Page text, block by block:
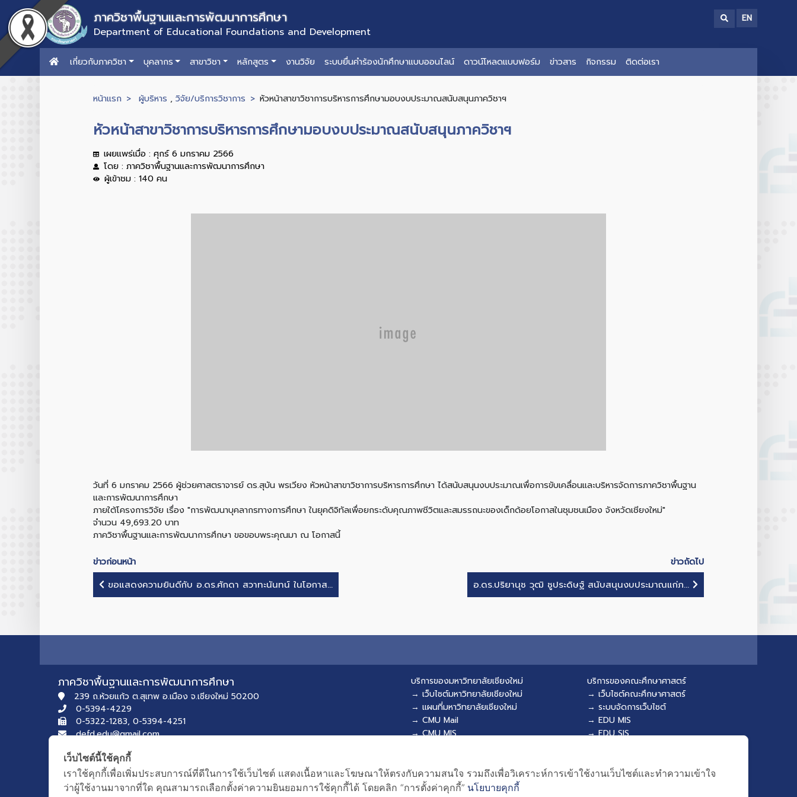
ภาควิชาพื้นฐานและการพัฒนาการศึกษา
Department of Educational Foundations and Development
EN
เกี่ยวกับภาควิชา บุคลากร สาขาวิชา หลักสูตร งานวิจัย ระบบยื่นคำร้องนักศึกษาแบบออนไลน์ ดาวน์โหลดแบบฟอร์ม ข่าวสาร กิจกรรม ติดต่อเรา
หน้าแรก ผู้บริหาร ,วิจัย/บริการวิชาการ หัวหน้าสาขาวิชาการบริหารการศึกษามอบงบประมาณสนับสนุนภาควิชาฯ
หัวหน้าสาขาวิชาการบริหารการศึกษามอบงบประมาณสนับสนุนภาควิชาฯ
เผยแพร่เมื่อ : ศุกร์ 6 มกราคม 2566
โดย : ภาควิชาพื้นฐานและการพัฒนาการศึกษา
ผู้เข้าชม : 140 คน
วันที่ 6 มกราคม 2566 ผู้ช่วยศาสตราจารย์ ดร.สุบัน พรเวียง หัวหน้าสาขาวิชาการบริหารการศึกษา ได้สนับสนุนงบประมาณเพื่อการขับเคลื่อนและบริหารจัดการภาควิชาพื้นฐาน
และการพัฒนาการศึกษา
ภายใต้โครงการวิจัย เรื่อง "การพัฒนาบุคลากรทางการศึกษา ในยุคดิจิทัลเพื่อยกระดับคุณภาพชีวิตและสมรรถนะของเด็กด้อยโอกาสในชุมชนเมือง จังหวัดเชียงใหม่"
จำนวน 49,693.20 บาท
ภาควิชาพื้นฐานและการพัฒนาการศึกษา ขอขอบพระคุณมา ณ โอกาสนี้
ข่าวก่อนหน้า
ข่าวถัดไป
ขอแสดงความยินดีกับ อ.ดร.ศักดา สวาทะนันทน์ ในโอกาส...
อ.ดร.ปริยานุช วุฒิ ชูประดิษฐ์ สนับสนุนงบประมาณแก่ภ...
ภาควิชาพื้นฐานและการพัฒนาการศึกษา
239 ถ.ห้วยแก้ว ต.สุเทพ อ.เมือง จ.เชียงใหม่ 50200
0-5394-4229
0-5322-1283, 0-5394-4251
defd.edu@gmail.com
บริการของมหาวิทยาลัยเชียงใหม่
→ เว็บไซต์มหาวิทยาลัยเชียงใหม่
→ แผนที่มหาวิทยาลัยเชียงใหม่
→ CMU Mail
→ CMU MIS
บริการของคณะศึกษาศาสตร์
→ เว็บไซต์คณะศึกษาศาสตร์
→ ระบบจัดการเว็บไซต์
→ EDU MIS
→ EDU SIS
เว็บไซต์นี้ใช้คุกกี้
เราใช้คุกกี้เพื่อเพิ่มประสบการณ์ที่ดีในการใช้เว็บไซต์ แสดงเนื้อหาและโฆษณาให้ตรงกับความสนใจ รวมถึงเพื่อวิเคราะห์การเข้าใช้งานเว็บไซต์และทำความเข้าใจ
ว่าผู้ใช้งานมาจากที่ใด คุณสามารถเลือกตั้งค่าความยินยอมการใช้คุกกี้ได้ โดยคลิก “การตั้งค่าคุกกี้” นโยบายคุกกี้